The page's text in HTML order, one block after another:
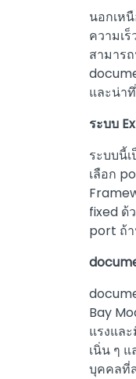
นอกเห
ความเ
สามาร
และน่า
ระบบ
ระบบนี้
เลือก
fixed ด้
port ถ้า
Bay
แรงแล
เนิ่น ๆ
บุคคลที่